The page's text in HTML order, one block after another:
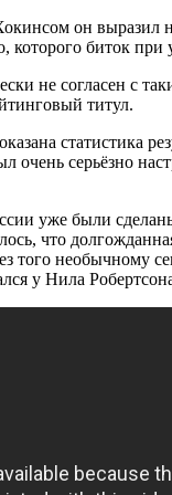
он выразил
биток при
не согласен с
титул.
статистика
серьёзно
уже были
что
того
у Нила